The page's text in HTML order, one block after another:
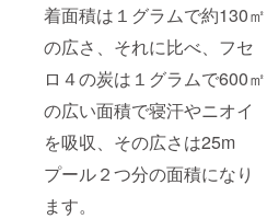
着面積は１グラムで約130㎡
の広さ、それに比べ、フセ
ロ４の炭は１グラムで600㎡
の広い面積で寝汗やニオイ
を吸収、その広さは25m
プール２つ分の面積になり
ます。